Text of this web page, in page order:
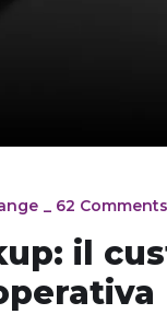
_ 62 Comments
il